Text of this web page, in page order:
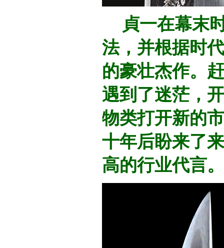
貞一在幕末
法，并根据时
的豪壮杰作。
遇到了迷茫，
物类打开新的
十年后盼来了
高的行业代言。